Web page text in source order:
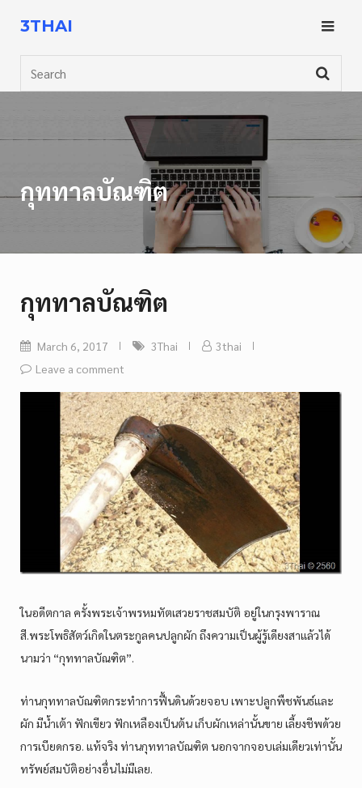
content
3THAI
กุททาลบัณฑิต
กุททาลบัณฑิต
March 6, 2017 3Thai
3thai
Leave a comment
ในอดีตกาล ครั้งพระเจ้าพรหมทัตเสวยราชสมบัติ อยู่ในกรุงพาราณ
สี.พระโพธิสัตว์เกิดในตระกูลคนปลูกผัก ถึงความเป็นผู้รู้เดียงสาแล้วได้
นามว่า “กุททาลบัณฑิต”.
ท่านกุททาลบัณฑิตกระทำการฟื้นดินด้วยจอบ เพาะปลูกพืชพันธ์และ
ผัก มีน้ำเต้า ฟักเขียว ฟักเหลืองเป็นต้น เก็บผักเหล่านั้นขาย เลี้ยงชีพด้วย
การเบียดกรอ. แท้จริง ท่านกุททาลบัณฑิต นอกจากจอบเล่มเดียวเท่านั้น
ทรัพย์สมบัติอย่างอื่นไม่มีเลย.